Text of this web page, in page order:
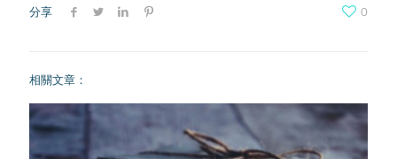
分享 0
相關文章：